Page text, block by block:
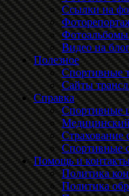
Ссылки на
Фотоальбомы
Видео на
Полезное
Спортивные
Сайты
Справка
Спортивные
Страхование
Спортивные
Помощь и
Политика
Политика